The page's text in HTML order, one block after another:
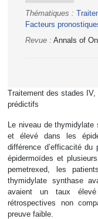
Thématiques :
Facteurs
Revue : Annals of
Traitement des stades
prédictifs
Le niveau de
et élevé dans les
différence d’efficacité du
épidermoïdes et
pemetrexed, les
thymidylate synthase
avaient un taux
rétrospectives non
preuve faible.